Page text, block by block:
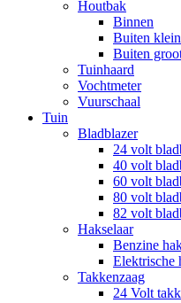
Houtbak
Binnen
Buiten klein
Buiten
Tuinhaard
Vochtmeter
Vuurschaal
Tuin
Bladblazer
24 volt
40 volt
60 volt
80 volt
82 volt
Hakselaar
Benzine
Elektrische
Takkenzaag
24 Volt